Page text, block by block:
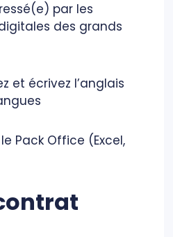
par les
des grands
et écrivez l’anglais
Pack Office (Excel,